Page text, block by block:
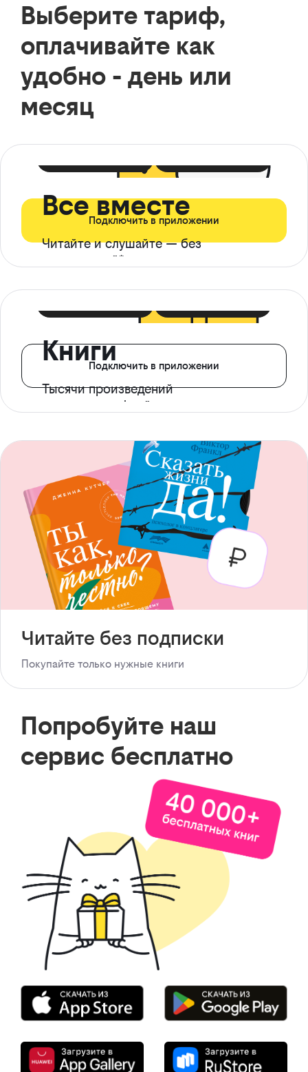
Выберите тариф,
оплачивайте как
удобно - день или
месяц
Все вместе
Читайте и слушайте — без
ограничений*
Подключить в приложении
Книги
Тысячи произведений
с доступом офлайн
Подключить в приложении
Читайте без подписки
Покупайте только нужные книги
Попробуйте наш
сервис бесплатно